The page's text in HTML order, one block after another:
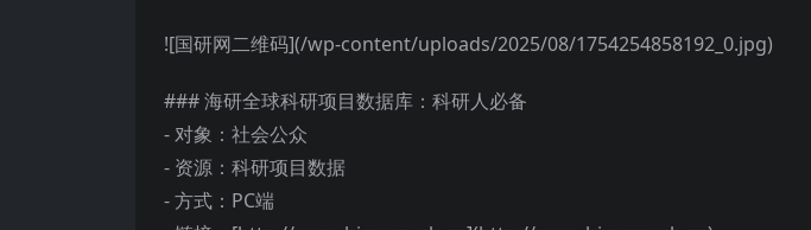
![国研网二维码](/wp-content/uploads/2025/08/1754254858192_0.jpg)
### 海研全球科研项目数据库：科研人必备
- 对象：社会公众
- 资源：科研项目数据
- 方式：PC端